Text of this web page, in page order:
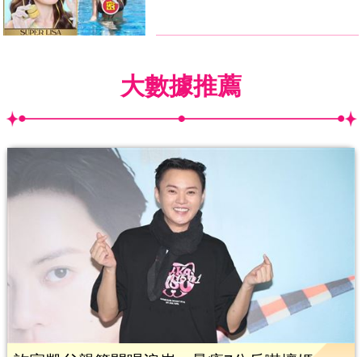
大數據推薦